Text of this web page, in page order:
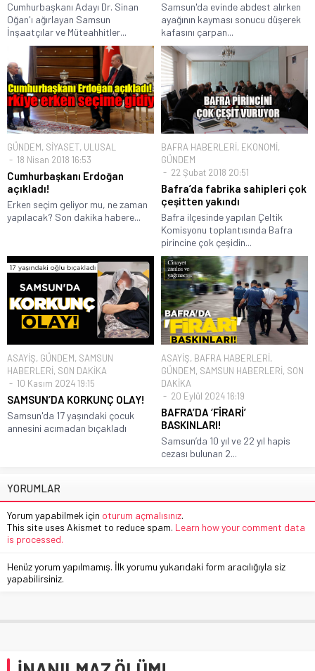
Cumhurbaşkanı Adayı Dr. Sinan
Oğan'ı ağırlayan Samsun
İnşaatçılar ve Müteahhitler...
Samsun'da evinde abdest alırken
ayağının kayması sonucu düşerek
kafasını çarpan...
GÜNDEM, SİYASET, ULUSAL
18 Nisan 2018 16:53
Cumhurbaşkanı Erdoğan
açıkladı!
Erken seçim geliyor mu, ne zaman
yapılacak? Son dakika habere...
BAFRA HABERLERİ, EKONOMİ,
GÜNDEM
22 Şubat 2018 20:51
Bafra’da fabrika sahipleri çok
çeşitten yakındı
Bafra ilçesinde yapılan Çeltik
Komisyonu toplantısında Bafra
pirincine çok çeşidin...
ASAYİŞ, GÜNDEM, SAMSUN
HABERLERİ, SON DAKİKA
10 Kasım 2024 19:15
SAMSUN’DA KORKUNÇ OLAY!
Samsun'da 17 yaşındaki çocuk
annesini acımadan bıçakladı
ASAYİŞ, BAFRA HABERLERİ,
GÜNDEM, SAMSUN HABERLERİ, SON
DAKİKA
20 Eylül 2024 16:19
BAFRA’DA ‘FİRARİ’
BASKINLARI!
Samsun’da 10 yıl ve 22 yıl hapis
cezası bulunan 2...
YORUMLAR
Yorum yapabilmek için oturum açmalısınız.
This site uses Akismet to reduce spam. Learn how your comment data
is processed.
Henüz yorum yapılmamış. İlk yorumu yukarıdaki form aracılığıyla siz
yapabilirsiniz.